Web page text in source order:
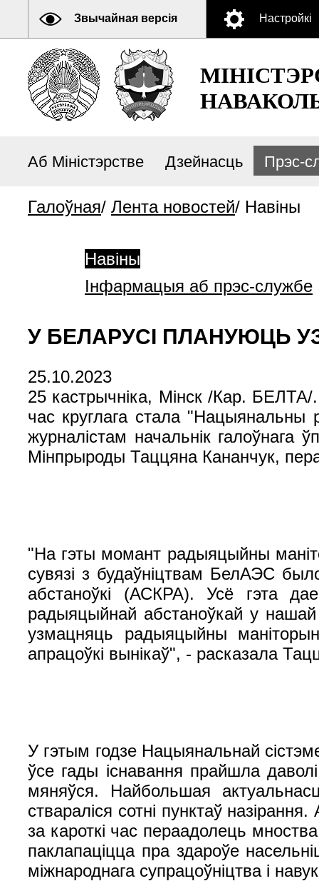
Звычайная версія Настройкі
Аб Міністэрстве Дзейнасць Прэс-
Галоўная/ Лента новостей/ Навіны
Навіны
Інфармацыя аб прэс-службе
У БЕЛАРУСІ ПЛАНУЮЦЬ
25.10.2023
25 кастрычніка, Мінск /Кар.
час круглага стала "Нацыянальны
журналістам начальнік галоўнага
Мінпрыроды Таццяна Кананчук,
"На гэты момант радыяцыйны
сувязі з будаўніцтвам БелАЭС
абстаноўкі (АСКРА). Усё гэта
радыяцыйнай абстаноўкай у
узмацняць радыяцыйны
апрацоўкі вынікаў", - расказала
У гэтым годзе Нацыянальнай
ўсе гады існавання прайшла
мяняўся. Найбольшая
ствараліся сотні пунктаў
за кароткі час пераадолець
паклапаціцца пра здароўе
міжнароднага супрацоўніцтва і